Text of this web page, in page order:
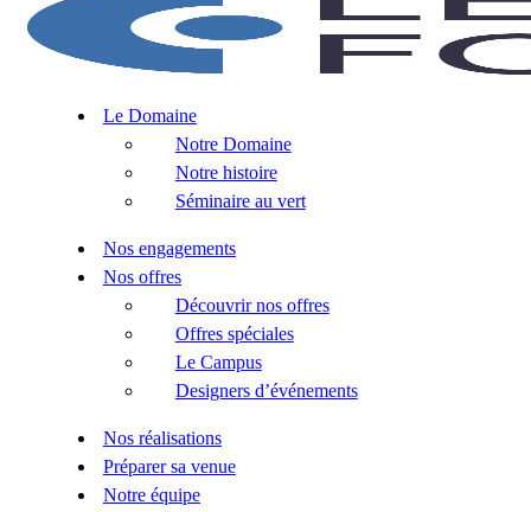
Le Domaine
Notre Domaine
Notre histoire
Séminaire au vert
Nos engagements
Nos offres
Découvrir nos offres
Offres spéciales
Le Campus
Designers d’événements
Nos réalisations
Préparer sa venue
Notre équipe